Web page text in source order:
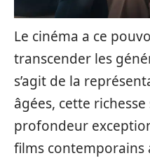
Le cinéma a ce
transcender les
s’agit de la
âgées, cette richesse
profondeur
films contemporains